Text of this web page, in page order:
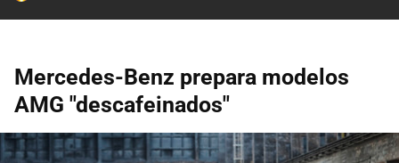
Mercedes-Benz prepara modelos
AMG "descafeinados"